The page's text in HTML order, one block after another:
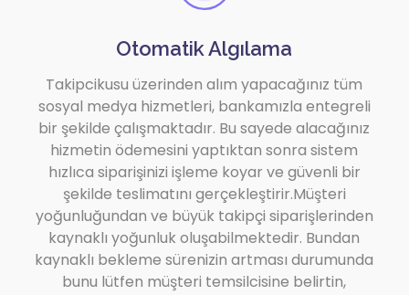
Otomatik Algılama
Takipcikusu üzerinden alım yapacağınız tüm
sosyal medya hizmetleri, bankamızla entegreli
bir şekilde çalışmaktadır. Bu sayede alacağınız
hizmetin ödemesini yaptıktan sonra sistem
hızlıca siparişinizi işleme koyar ve güvenli bir
şekilde teslimatını gerçekleştirir.Müşteri
yoğunluğundan ve büyük takipçi siparişlerinden
kaynaklı yoğunluk oluşabilmektedir. Bundan
kaynaklı bekleme sürenizin artması durumunda
bunu lütfen müşteri temsilcisine belirtin,